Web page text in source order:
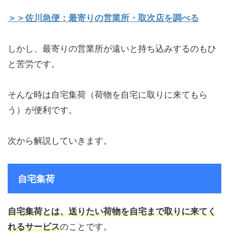
＞＞佐川急便：最寄りの営業所・取次店を調べる
しかし、最寄りの営業所が遠いと持ち込みするのもひ
と苦労です。
そんな時は自宅集荷（荷物を自宅に取りに来てもら
う）が便利です。
次から解説していきます。
自宅集荷
自宅集荷とは、送りたい荷物を自宅まで取りに来てく
れるサービスのことです。